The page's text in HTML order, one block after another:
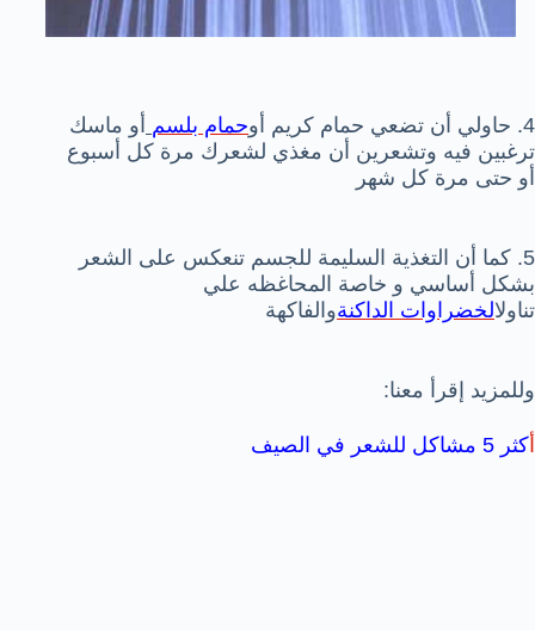
4. حاولي أن تضعي حمام كريم أو حمام بلسم أو ماسك
ترغبين فيه وتشعرين أن مغذي لشعرك مرة كل أسبوع
أو حتى مرة كل شهر
5. كما أن التغذية السليمة للجسم تنعكس على الشعر
بشكل أساسي و خاصة المحاغظه علي
تناولالخضراوات الداكنةوالفاكهة
وللمزيد إقرأ معنا:
كثر 5 مشاكل للشعر في الصيف